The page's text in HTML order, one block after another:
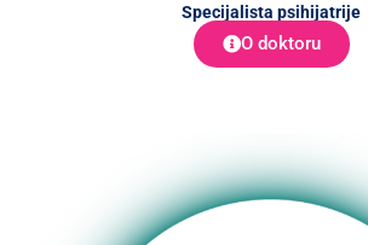
Specijalista psihijatrije
O doktoru